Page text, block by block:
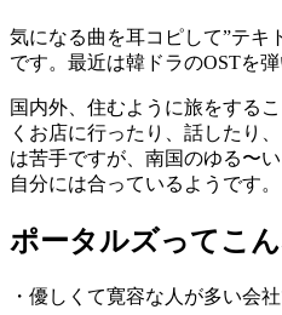
気になる曲を耳コピして”テキ
です。最近は韓ドラのOSTを
国内外、住むように旅をする
くお店に行ったり、話したり
は苦手ですが、南国のゆる〜
自分には合っているようです。
ポータルズってこ
・優しくて寛容な人が多い会社